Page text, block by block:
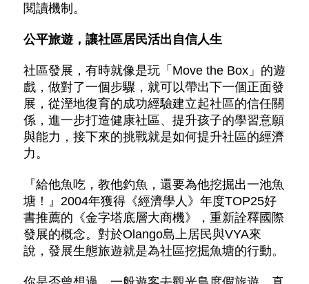
閱讀機制。
公平旅遊，讓社區居民活出自信人生
社區發展，有時就像是玩「Move the Box」的遊
戲，做對了一個步驟，就可以帶出下一個正面發
展，從溼地復育的成功經驗建立起社區的信任關
係，進一步打造健康社區、提升孩子的學習意願
與能力，接下來的挑戰就是如何提升社區的經濟
力。
『給他魚吃，教他釣魚，還要為他挖掘出一池魚
塘！』2004年獲得《經濟學人》年度TOP25好
書推薦的《金字塔底層大商機》，重新詮釋國際
發展的概念。對於Olango島上居民與VYA來
說，發展生態旅遊就是為社區挖掘魚塘的行動。